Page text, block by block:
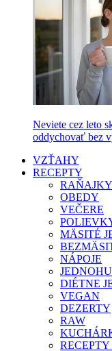
Neviete cez leto
oddychovať bez
VZŤAHY
RECEPTY
RAŇAJKY
OBEDY
VEČERE
MÄSITÉ
NÁPOJE
DIÉTNE
VEGAN
DEZERTY
RAW